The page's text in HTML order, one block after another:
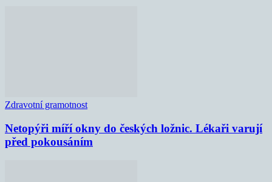
Zdravotní gramotnost
Netopýři míří okny do českých ložnic. Lékaři varují
před pokousáním